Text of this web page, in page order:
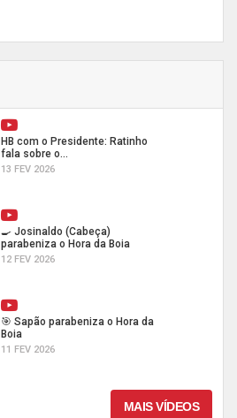
HB com o Presidente: Ratinho
fala sobre o...
13 FEV 2026
🍳 Josinaldo (Cabeça)
parabeniza o Hora da Boia
12 FEV 2026
🎯 Sapão parabeniza o Hora da
Boia
11 FEV 2026
MAIS VÍDEOS